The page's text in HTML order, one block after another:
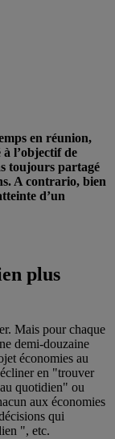
en réunion,
à l’objectif de
toujours partagé
A contrario, bien
d’un
plus
Mais pour chaque
demi-douzaine
économies au
en "trouver
quotidien" ou
aux économies
qui
", etc.